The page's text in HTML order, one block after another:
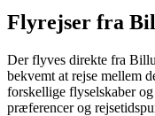
Flyrejser fra
Der flyves direkte fra
bekvemt at rejse mellem
forskellige flyselskaber
præferencer og